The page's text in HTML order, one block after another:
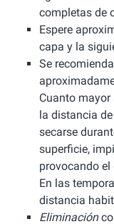
completas de
Espere
capa y la
Se
Cuanto mayor
la distancia
secarse
superficie,
provocando
En las
distancia
Eliminación